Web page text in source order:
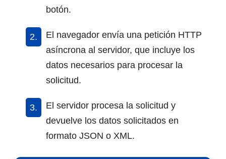
botón.
El navegador envía una petición HTTP
asíncrona al servidor, que incluye los
datos necesarios para procesar la
solicitud.
El servidor procesa la solicitud y
devuelve los datos solicitados en
formato JSON o XML.